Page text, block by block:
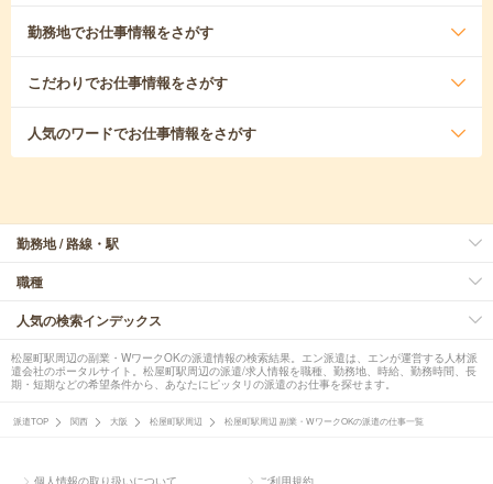
勤務地でお仕事情報をさがす
こだわりでお仕事情報をさがす
人気のワードでお仕事情報をさがす
勤務地 / 路線・駅
職種
人気の検索インデックス
松屋町駅周辺の副業・WワークOKの派遣情報の検索結果。エン派遣は、エンが運営する人材派
遣会社のポータルサイト。松屋町駅周辺の派遣/求人情報を職種、勤務地、時給、勤務時間、長
期・短期などの希望条件から、あなたにピッタリの派遣のお仕事を探せます。
派遣TOP 関西 大阪 松屋町駅周辺 松屋町駅周辺 副業・WワークOKの派遣の仕事一覧